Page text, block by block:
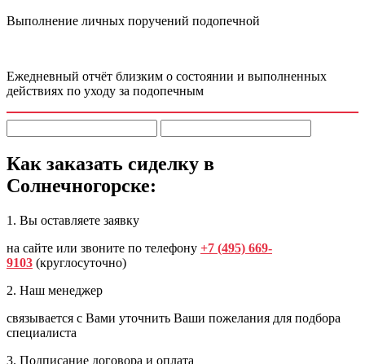
Выполнение личных поручений подопечной
Ежедневный отчёт близким о состоянии и выполненных
действиях по уходу за подопечным
Как заказать сиделку в
Солнечногорске:
1. Вы оставляете заявку
на сайте или звоните по телефону +7 (495) 669-
9103 (круглосуточно)
2. Наш менеджер
связывается с Вами уточнить Ваши пожелания для подбора
специалиста
3. Подписание договора и оплата